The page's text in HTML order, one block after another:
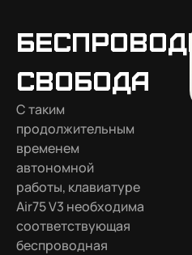
свобода
С таким
продолжительным
временем
автономной
работы, клавиатуре
Air75 V3 необходима
соответствующая
беспроводная